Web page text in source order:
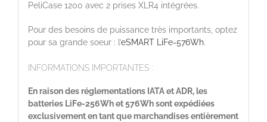
PeliCase 1200 avec 2 prises XLR4 intégrées.
Pour des besoins de puissance très importants, optez
pour sa grande soeur : l’eSMART LiFe-576Wh.
INFORMATIONS IMPORTANTES :
En raison des réglementations IATA et ADR, les
batteries LiFe-256Wh et 576Wh sont expédiées
exclusivement en tant que marchandises entièrement